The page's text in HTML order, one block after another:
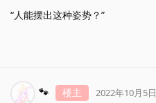
“人能摆出这种姿势？”
🐾 楼主 2022年10月5日